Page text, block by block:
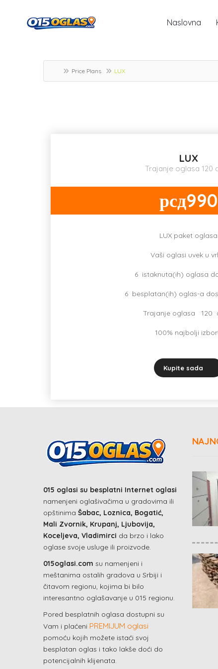
Naslovna
Price Plans LUX
LUX
Trajanje oglasa 120
рсд990
LUX paket oglasa
Vaši oglasi uvek u
6 istaknuta(ih) oglasa
6 besplatan(ih) oglas-a
Trajanje oglasa 120
100% najbolji
Kupite sada
015 oglasi su besplatni Internet oglasi
namenjeni oglašivačima u gradovima ili
opštinima Šabac, Loznica, Bogatić,
Mali Zvornik, Krupanj, Ljubovija,
Koceljeva, Vladimirci da brzo i lako
oglase svoje usluge ili proizvode.
015oglasi.com su namenjeni i
meštanima ostalih gradova u Srbiji i
čitavom regionu, kojima bi bilo
interesantno oglašavanje u 015 regionu.
Pored besplatnih oglasa dostupni su
Vam i plaćeni PREMIJUM oglasi
pomoću kojih možete istaći svoj
besplatan oglas i tako lakše doći do
potencijalnih klijenata.